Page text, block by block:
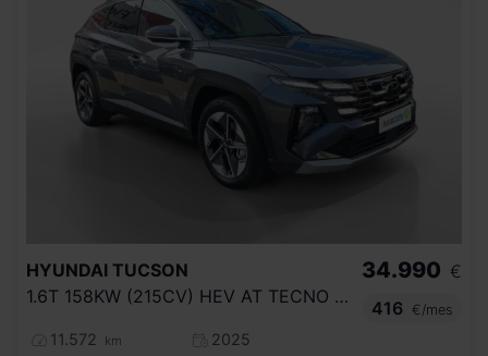
HYUNDAI TUCSON
1.6T 158KW (215CV) HEV AT TECNO SKY
11.572 km
2025
34.990 €
416
€/mes